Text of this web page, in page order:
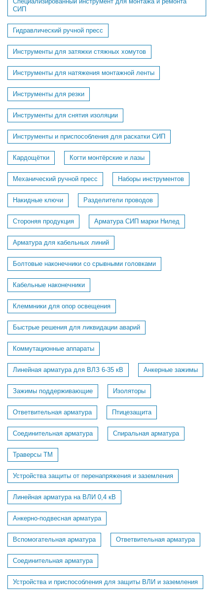
Специализированный инструмент для монтажа и ремонта
СИП
Гидравлический ручной пресс
Инструменты для затяжки стяжных хомутов
Инструменты для натяжения монтажной ленты
Инструменты для резки
Инструменты для снятия изоляции
Инструменты и приспособления для раскатки СИП
Кардощётки Когти монтёрские и лазы
Механический ручной пресс Наборы инструментов
Накидные ключи Разделители проводов
Стороняя продукция Арматура СИП марки Нилед
Арматура для кабельных линий
Болтовые наконечники со срывными головками
Кабельные наконечники
Клеммники для опор освещения
Быстрые решения для ликвидации аварий
Коммутационные аппараты
Линейная арматура для ВЛЗ 6-35 кВ Анкерные зажимы
Зажимы поддерживающие Изоляторы
Ответвительная арматура Птицезащита
Соединительная арматура Спиральная арматура
Траверсы ТМ
Устройства защиты от перенапряжения и заземления
Линейная арматура на ВЛИ 0,4 кВ
Анкерно-подвесная арматура
Вспомогательная арматура Ответвительная арматура
Соединительная арматура
Устройства и приспособления для защиты ВЛИ и заземления